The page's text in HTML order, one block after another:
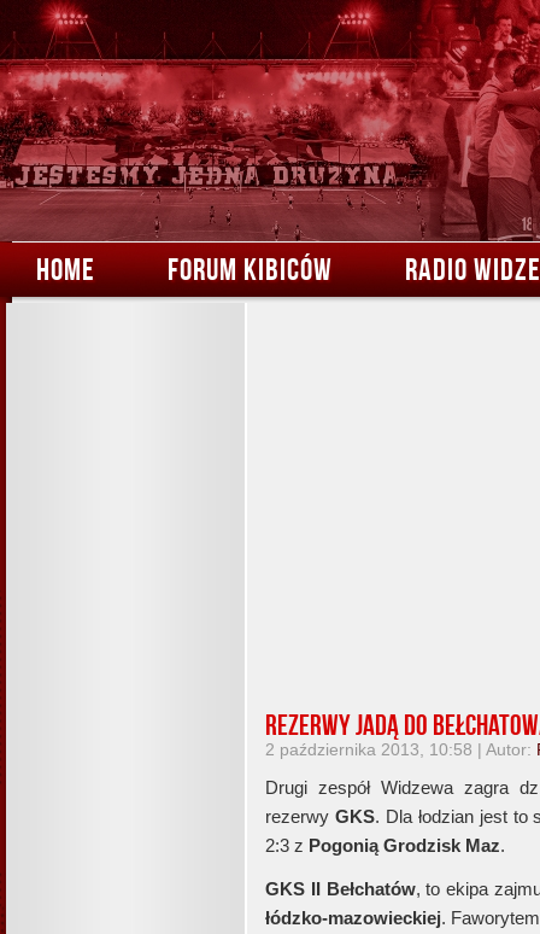
HOME FORUM KIBICÓW RADIO
Rezerwy jadą do
2 października 2013, 10:58 | Autor:
Drugi zespół Widzewa zagra
rezerwy GKS. Dla łodzian jest to
2:3 z Pogonią Grodzisk Maz.
GKS II Bełchatów, to ekipa
łódzko-mazowieckiej.